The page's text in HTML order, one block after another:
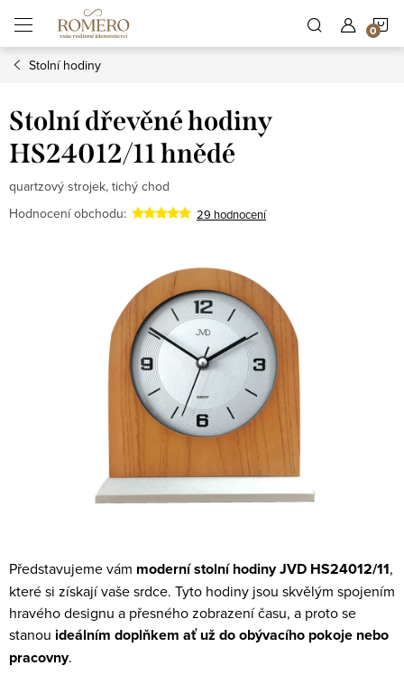
obsah
Stolní hodiny
Stolní dřevěné hodiny
HS24012/11 hnědé
quartzový strojek, tichý chod
Hodnocení obchodu:
29 hodnocení
Představujeme vám modernístolní hodinyJVD HS24012/11,
které si získají vaše srdce. Tyto hodiny jsou skvělým spojením
hravého designu a přesného zobrazení času, a proto se
stanou ideálním doplňkem ať už do obývacího pokoje nebo
pracovny.